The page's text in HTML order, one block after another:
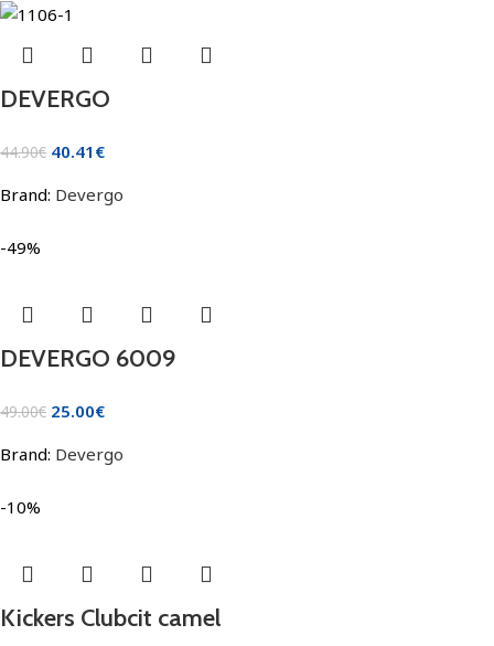
DEVERGO
44.90€ 40.41 €
Brand: Devergo
-49%
DEVERGO 6009
49.00€ 25.00€
Brand: Devergo
-10%
Kickers Clubcit camel